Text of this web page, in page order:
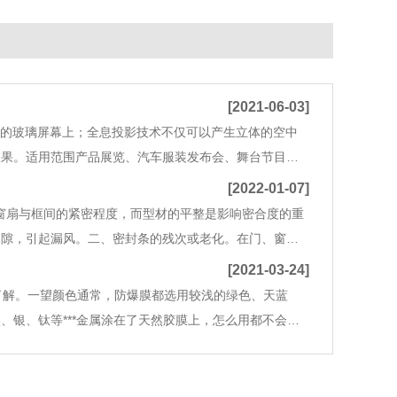
[2021-06-03]
玻璃屏幕上；全息投影技术不仅可以产生立体的空中
适用范围产品展览、汽车服装发布会、舞台节目、
透视效果，且不受尺寸面积的控制,不过点间距的会影
[2022-01-07]
与框间的紧密程度，而型材的平整是影响密合度的重
引起漏风。二、密封条的残次或老化。在门、窗等
密封条非常脆弱，容易腐蚀、断裂，达不到密封效
[2021-03-24]
。一望颜色通常，防爆膜都选用较浅的绿色、天蓝
、钛等***金属涂在了天然胶膜上，怎么用都不会出